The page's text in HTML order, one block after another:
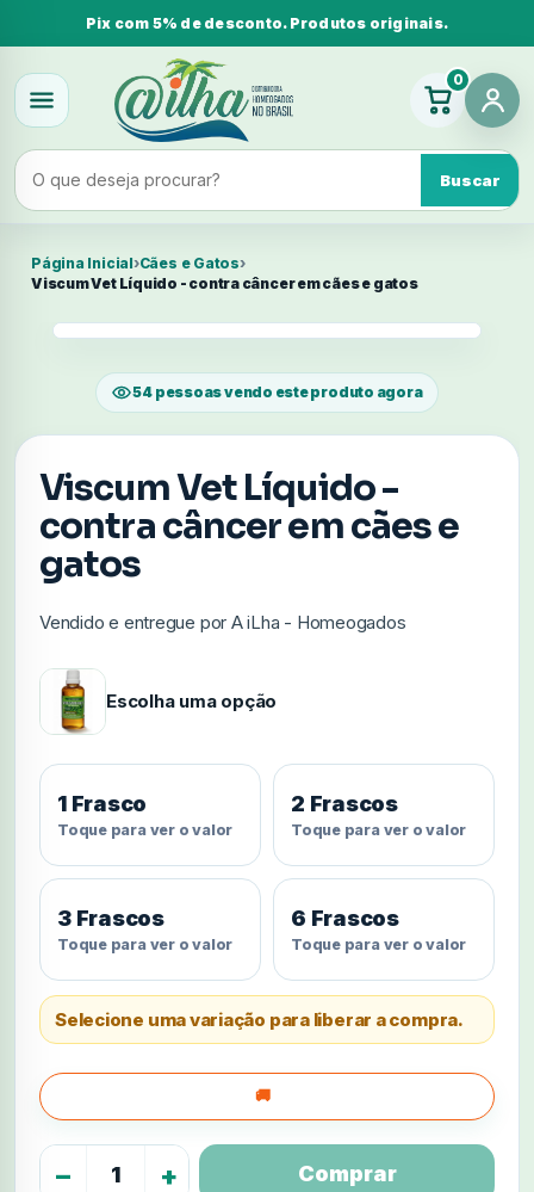
Pix com 5% de desconto. Produtos originais.
Buscar
0
Página Inicial›Cães e Gatos›
Viscum Vet Líquido - contra câncer em cães e gatos
54 pessoas vendo este produto agora
Viscum Vet Líquido -
contra câncer em cães e
gatos
Vendido e entregue por A iLha - Homeogados
Escolha uma opção
1 Frasco
Toque para ver o valor
2 Frascos
Toque para ver o valor
3 Frascos
Toque para ver o valor
6 Frascos
Toque para ver o valor
Selecione uma variação para liberar a compra.
− +